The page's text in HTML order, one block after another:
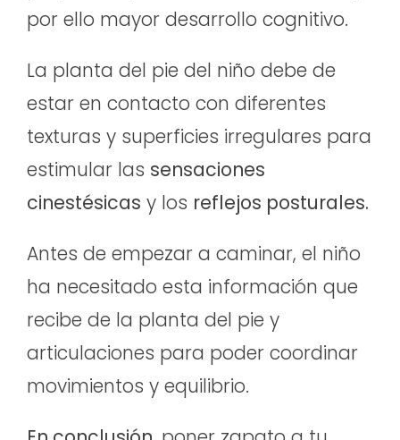
por ello mayor desarrollo cognitivo.
La planta del pie del niño debe de
estar en contacto con diferentes
texturas y superficies irregulares para
estimular las sensaciones
cinestésicas y los reflejos posturales.
Antes de empezar a caminar, el niño
ha necesitado esta información que
recibe de la planta del pie y
articulaciones para poder coordinar
movimientos y equilibrio.